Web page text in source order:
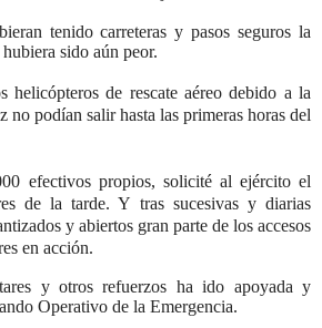
tenido carreteras y pasos seguros la
sido aún peor.
de rescate aéreo debido a la
no podían salir hasta las primeras horas del
efectivos propios, solicité al ejército el
de la tarde. Y tras sucesivas y diarias
y abiertos gran parte de los accesos
en acción.
y otros refuerzos ha ido apoyada y
Operativo de la Emergencia.